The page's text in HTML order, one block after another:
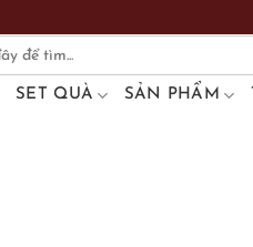
SET QUÀ SẢN PHẨM